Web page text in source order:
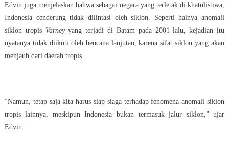
Edvin juga menjelaskan bahwa sebagai negara yang terletak di khatulistiwa,
Indonesia cenderung tidak dilintasi oleh siklon. Seperti halnya anomali
siklon tropis Varneyyang terjadi di Batam pada 2001 lalu, kejadian itu
nyatanya tidak diikuti oleh bencana lanjutan, karena sifat siklon yang akan
menjauh dari daerah tropis.
“Namun, tetap saja kita harus siap siaga terhadap fenomena anomali siklon
tropis lainnya, meskipun Indonesia bukan termasuk jalur siklon,” ujar
Edvin.